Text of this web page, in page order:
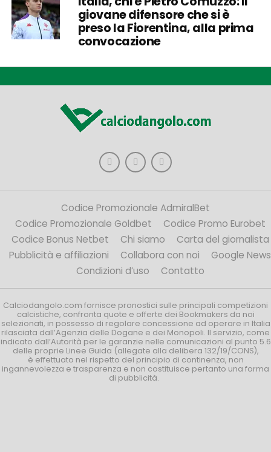
giovane difensore che si è
preso la Fiorentina, alla prima
convocazione
Codice Promozionale AdmiralBet
Codice Promozionale Goldbet
Codice Promo Eurobet
Codice Bonus Netbet
Chi siamo
Carta del giornalista
Pubblicità e affiliazioni
Collabora con noi
Google News
Condizioni d’uso
Contatto
Calciodangolo.com fornisce pronostici sulle principali competizioni
calcistiche, confronta quote e offerte dei Bookmakers da noi
selezionati, in possesso di regolare concessione ad operare in Italia
rilasciata dall’Agenzia delle Dogane e dei Monopoli. Il servizio, come
indicato dall’Autorità per le garanzie nelle comunicazioni al punto 5.6
delle proprie Linee Guida (allegate alla delibera 132/19/CONS),
è effettuato nel rispetto del principio di continenza, non
ingannevolezza e trasparenza e non costituisce pertanto una forma
di pubblicità.